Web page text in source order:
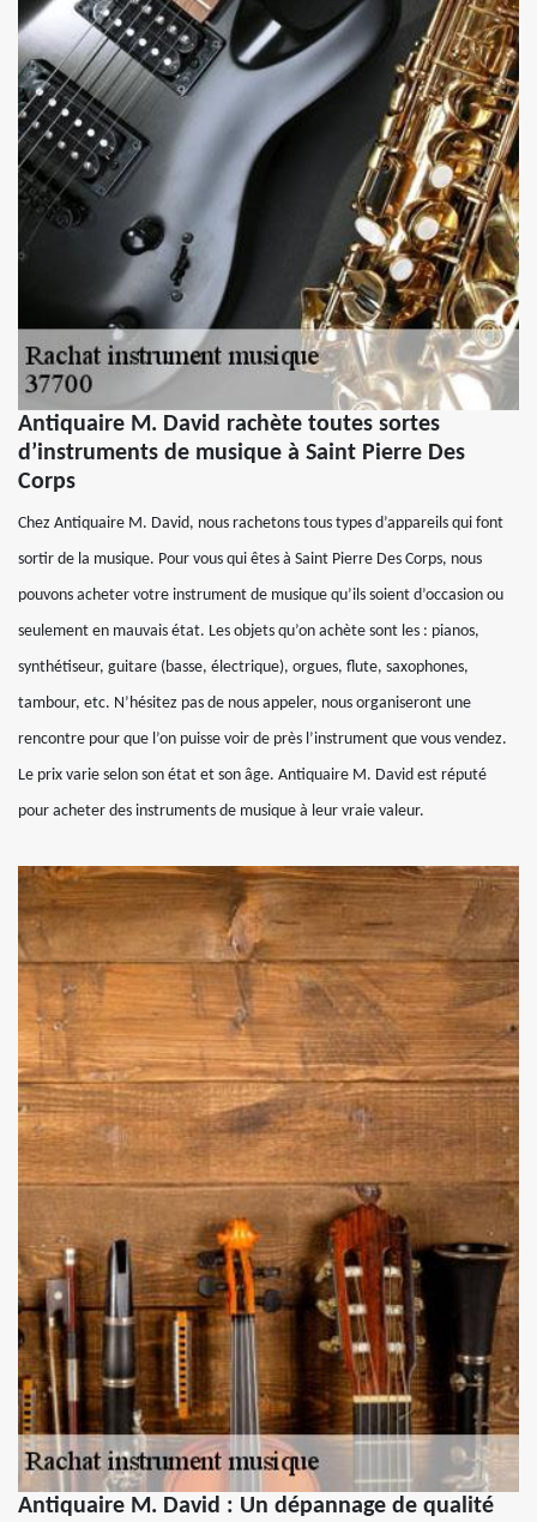
Antiquaire M. David rachète toutes sortes
d’instruments de musique à Saint Pierre Des
Corps
Chez Antiquaire M. David, nous rachetons tous types d’appareils qui font
sortir de la musique. Pour vous qui êtes à Saint Pierre Des Corps, nous
pouvons acheter votre instrument de musique qu’ils soient d’occasion ou
seulement en mauvais état. Les objets qu’on achète sont les : pianos,
synthétiseur, guitare (basse, électrique), orgues, flute, saxophones,
tambour, etc. N’hésitez pas de nous appeler, nous organiseront une
rencontre pour que l’on puisse voir de près l’instrument que vous vendez.
Le prix varie selon son état et son âge. Antiquaire M. David est réputé
pour acheter des instruments de musique à leur vraie valeur.
Antiquaire M. David : Un dépannage de qualité